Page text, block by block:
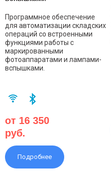
Программное обеспечение
для автоматизации складских
операций со встроенными
функциями работы с
маркированными
фотоаппаратами и лампами-
вспышками.
от 16 350
руб.
Подробнее